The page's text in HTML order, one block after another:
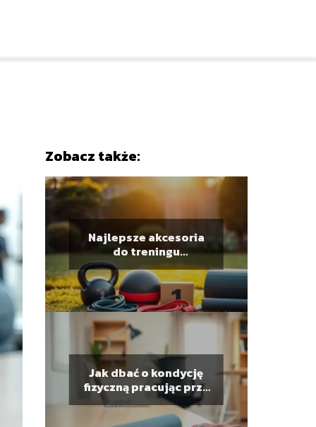
Zobacz także:
Najlepsze akcesoria
do treningu
funkcjonalnego w
ogrodzie – co wybrać?
Jak dbać o kondycję
fizyczną pracując przy
biurku?